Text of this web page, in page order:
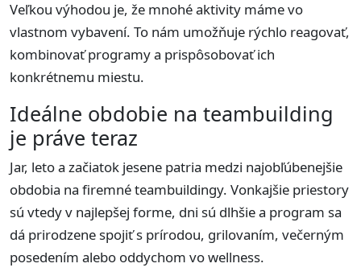
Veľkou výhodou je, že mnohé aktivity máme vo
vlastnom vybavení. To nám umožňuje rýchlo reagovať,
kombinovať programy a prispôsobovať ich
konkrétnemu miestu.
Ideálne obdobie na teambuilding
je práve teraz
Jar, leto a začiatok jesene patria medzi najobľúbenejšie
obdobia na firemné teambuildingy. Vonkajšie priestory
sú vtedy v najlepšej forme, dni sú dlhšie a program sa
dá prirodzene spojiť s prírodou, grilovaním, večerným
posedením alebo oddychom vo wellness.